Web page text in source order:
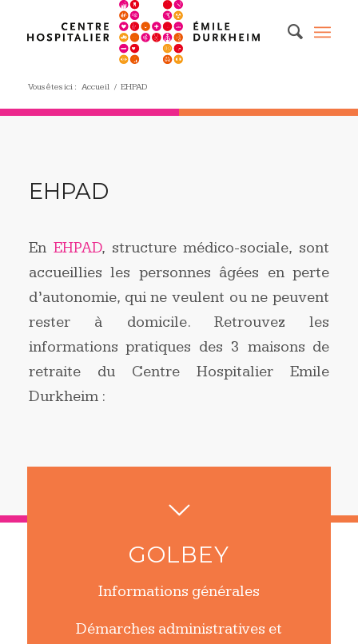
Vous êtes ici : Accueil / EHPAD
EHPAD
En EHPAD, structure médico-sociale, sont
accueillies les personnes âgées en perte
d’autonomie, qui ne veulent ou ne peuvent
rester à domicile. Retrouvez les
informations pratiques des 3 maisons de
retraite du Centre Hospitalier Emile
Durkheim :
GOLBEY
Informations générales
Démarches administratives et